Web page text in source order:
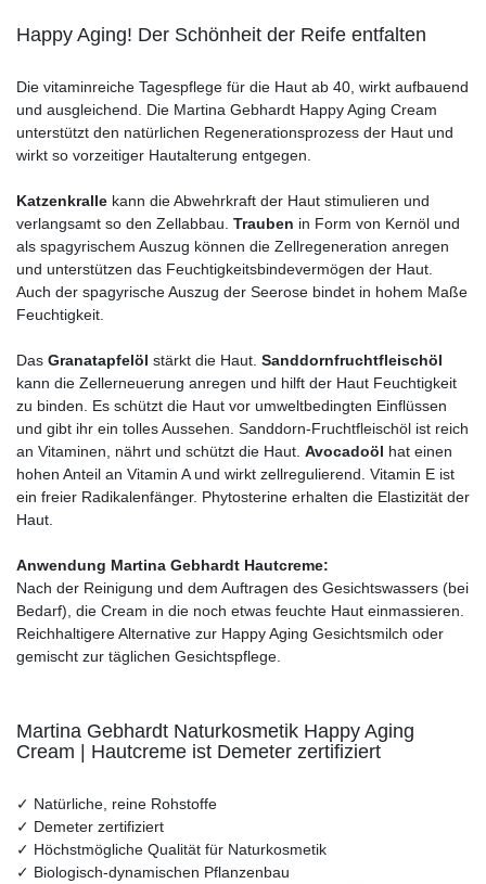
Happy Aging! Der Schönheit der Reife entfalten
Die vitaminreiche Tagespflege für die Haut ab 40, wirkt aufbauend
und ausgleichend. Die Martina Gebhardt Happy Aging Cream
unterstützt den natürlichen Regenerationsprozess der Haut und
wirkt so vorzeitiger Hautalterung entgegen.
Katzenkralle kann die Abwehrkraft der Haut stimulieren und
verlangsamt so den Zellabbau. Trauben in Form von Kernöl und
als spagyrischem Auszug können die Zellregeneration anregen
und unterstützen das Feuchtigkeitsbindevermögen der Haut.
Auch der spagyrische Auszug der Seerose bindet in hohem Maße
Feuchtigkeit.
Das Granatapfelöl stärkt die Haut. Sanddornfruchtfleischöl
kann die Zellerneuerung anregen und hilft der Haut Feuchtigkeit
zu binden. Es schützt die Haut vor umweltbedingten Einflüssen
und gibt ihr ein tolles Aussehen. Sanddorn-Fruchtfleischöl ist reich
an Vitaminen, nährt und schützt die Haut. Avocadoöl hat einen
hohen Anteil an Vitamin A und wirkt zellregulierend. Vitamin E ist
ein freier Radikalenfänger. Phytosterine erhalten die Elastizität der
Haut.
Anwendung Martina Gebhardt Hautcreme:
Nach der Reinigung und dem Auftragen des Gesichtswassers (bei
Bedarf), die Cream in die noch etwas feuchte Haut einmassieren.
Reichhaltigere Alternative zur Happy Aging Gesichtsmilch oder
gemischt zur täglichen Gesichtspflege.
Martina Gebhardt Naturkosmetik Happy Aging
Cream | Hautcreme ist Demeter zertifiziert
✓ Natürliche, reine Rohstoffe
✓ Demeter zertifiziert
✓ Höchstmögliche Qualität für Naturkosmetik
✓ Biologisch-dynamischen Pflanzenbau